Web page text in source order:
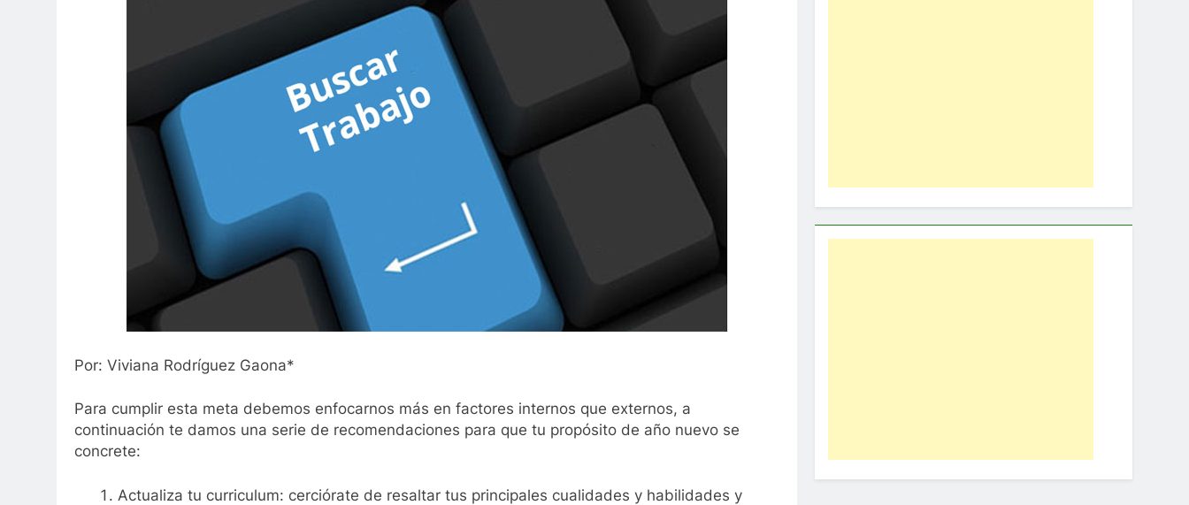
Por: Viviana Rodríguez Gaona*
Para cumplir esta meta debemos enfocarnos más en factores internos que externos, a
continuación te damos una serie de recomendaciones para que tu propósito de año nuevo se
concrete:
Actualiza tu curriculum: cerciórate de resaltar tus principales cualidades y habilidades y